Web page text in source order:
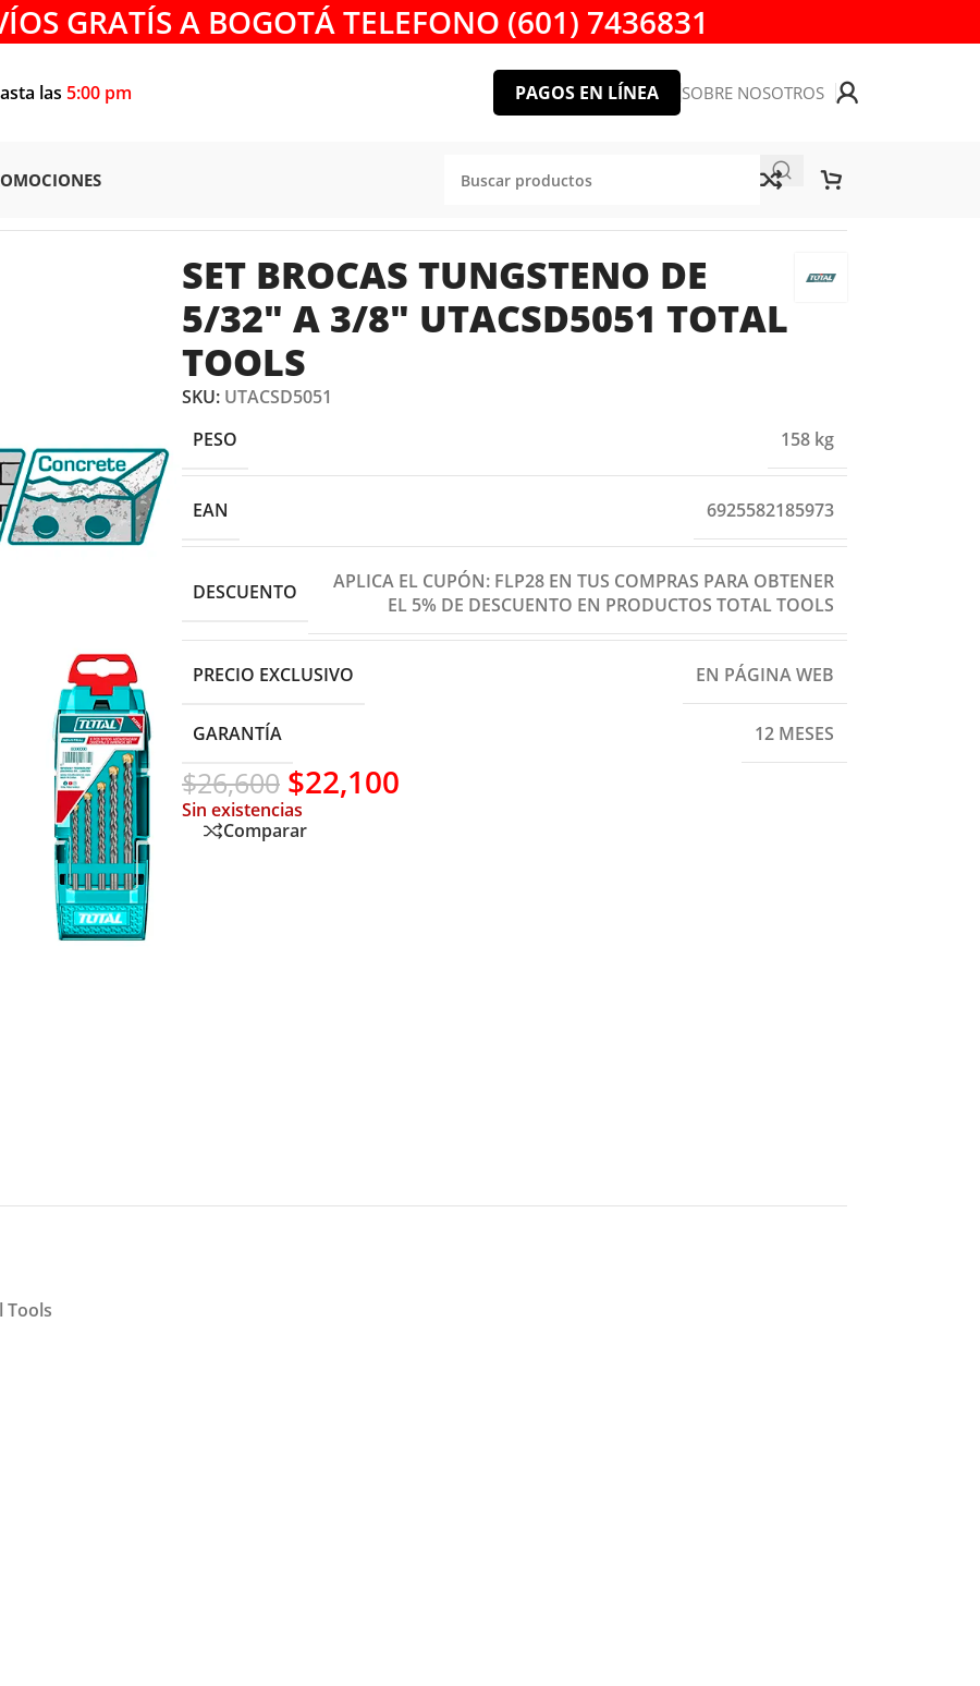
GRATÍS A BOGOTÁ TELEFONO (601) 7436831
las 5:00 pm PAGOS EN LÍNEA SOBRE NOSOTROS
SET BROCAS TUNGSTENO DE
5/32″ A 3/8″ UTACSD5051 TOTAL
TOOLS
SKU: UTACSD5051
PESO
158 kg
EAN 6925582185973
DESCUENTO
APLICA EL CUPÓN: FLP28 EN TUS COMPRAS PARA OBTENER
EL 5% DE DESCUENTO EN PRODUCTOS TOTAL TOOLS
PRECIO EXCLUSIVO EN PÁGINA WEB
GARANTÍA 12 MESES
$26,600 $22,100
Sin existencias
Comparar
Tools